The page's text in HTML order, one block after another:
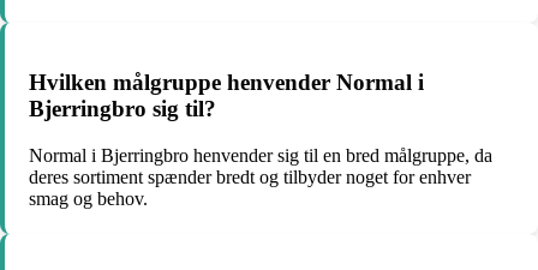
Hvilken målgruppe henvender Normal i
Bjerringbro sig til?
Normal i Bjerringbro henvender sig til en bred målgruppe, da
deres sortiment spænder bredt og tilbyder noget for enhver
smag og behov.